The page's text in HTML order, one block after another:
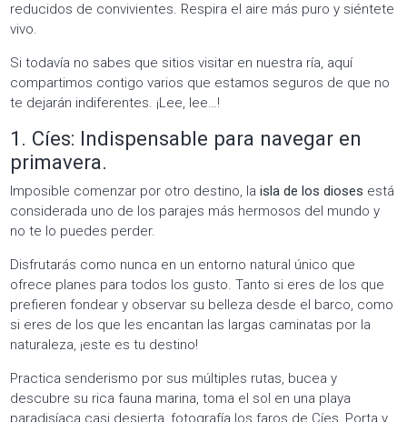
reducidos de convivientes. Respira el aire más puro y siéntete
vivo.
Si todavía no sabes que sitios visitar en nuestra ría, aquí
compartimos contigo varios que estamos seguros de que no
te dejarán indiferentes. ¡Lee, lee…!
1. Cíes: Indispensable para navegar en
primavera.
Imposible comenzar por otro destino, laisla de los dioses está
considerada uno de los parajes más hermosos del mundo y
no te lo puedes perder.
Disfrutarás como nunca en un entorno natural único que
ofrece planes para todos los gusto. Tanto si eres de los que
prefieren fondear y observar su belleza desde el barco, como
si eres de los que les encantan las largas caminatas por la
naturaleza, ¡este es tu destino!
Practica senderismo por sus múltiples rutas, bucea y
descubre su rica fauna marina, toma el sol en una playa
paradisíaca casi desierta, fotografía los faros de Cíes, Porta y